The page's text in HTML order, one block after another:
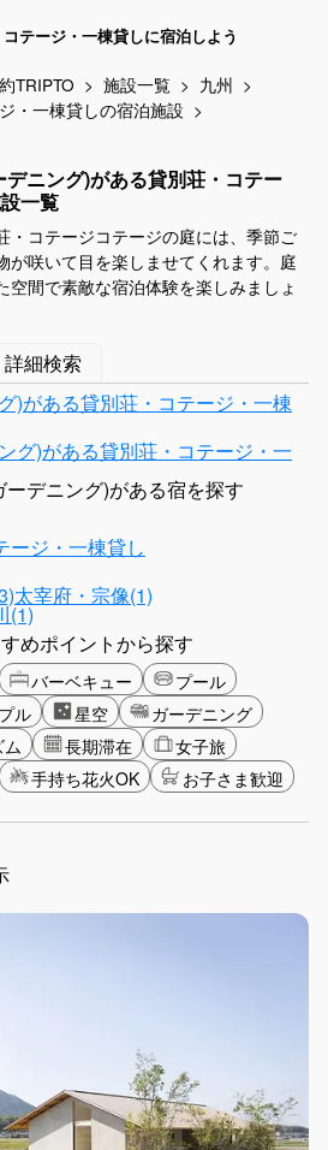
テージ・一棟貸しに宿泊しよう
TRIPTO 施設一覧
九州
・一棟貸しの宿泊施設
ニング)がある貸別荘・コテー
一覧
・コテージコテージの庭には、季節ご
が咲いて目を楽しませてくれます。庭
空間で素敵な宿泊体験を楽しみましょ
詳細検索
)がある貸別荘・コテージ・一棟
グ)がある貸別荘・コテージ・一
デニング)がある宿を探す
ージ・一棟貸し
太宰府・宗像(1)
(1)
めポイントから探す
バーベキュー
プール
ル 星空
ガーデニング
長期滞在
女子旅
手持ち花火OK お子さま歓迎